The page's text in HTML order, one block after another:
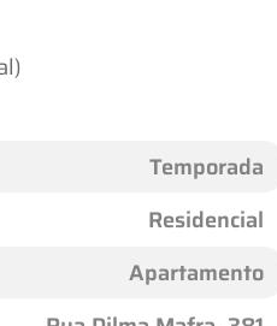
Temporada
Residencial
Apartamento